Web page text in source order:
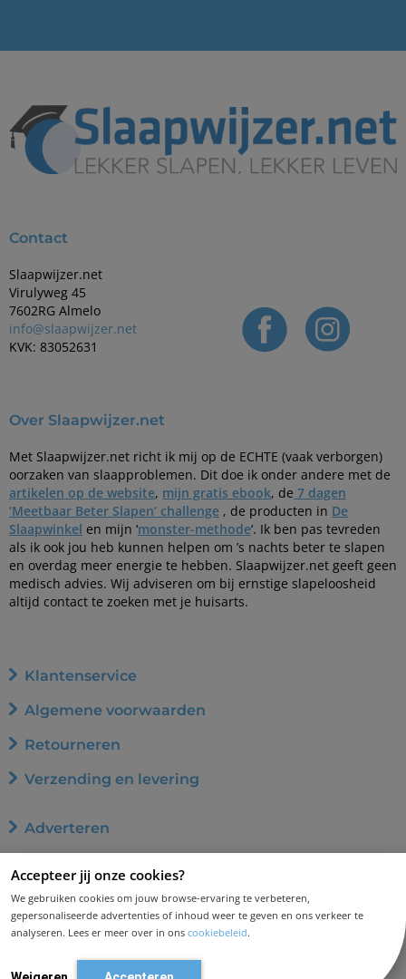
Accepteer jij onze cookies?
We gebruiken cookies om jouw browse-ervaring te verbeteren,
gepersonaliseerde advertenties of inhoud weer te geven en ons verkeer te
analyseren. Lees er meer over in ons cookiebeleid.
Contact
Slaapwijzer.net
Virulyweg 45
7602RG Almelo
info@slaapwijzer.net
KVK: 83052631
Over Slaapwijzer.net
Met Slaapwijzer.net richt ik mij op de ECHTE (vaak verborgen)
oorzaken van slaapproblemen. Dit doe ik onder andere met de
artikelen op de website, mijn gratis ebook, de 7 dagen
‘Meetbaar Beter Slapen’ challenge , de producten in De
Slaapwinkel en mijn ‘monster-methode‘. Ik ben pas tevreden
als ik ook jou heb kunnen helpen om ’s nachts beter te slapen
en overdag meer energie te hebben. Slaapwijzer.net geeft geen
medisch advies. Wij adviseren om bij ernstige slapeloosheid
altijd contact te zoeken met je huisarts.
Klantenservice
Algemene voorwaarden
Retourneren
Verzending en levering
Adverteren
Privacybeleid
Cookiebeleid
Disclaimer en aansprakelijkheid